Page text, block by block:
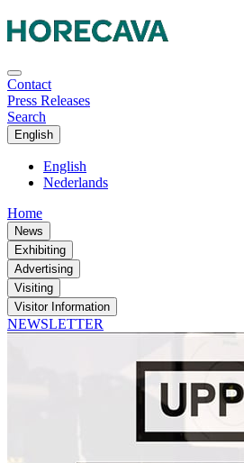
Contact
Press Releases
Search
English
English
Nederlands
Home
News
Exhibiting
Advertising
Visiting
Visitor Information
NEWSLETTER